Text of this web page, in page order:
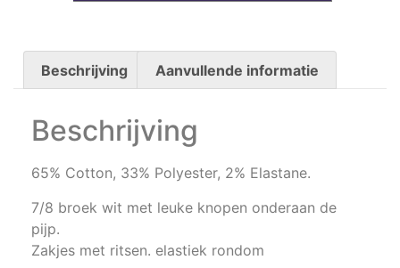
Beschrijving Aanvullende informatie
Beschrijving
65% Cotton, 33% Polyester, 2% Elastane.
7/8 broek wit met leuke knopen onderaan de
pijp.
Zakjes met ritsen. elastiek rondom